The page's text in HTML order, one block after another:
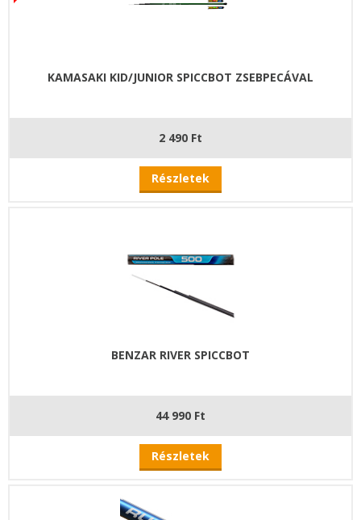
KAMASAKI KID/JUNIOR SPICCBOT ZSEBPECÁVAL
2 490 Ft
Részletek
BENZAR RIVER SPICCBOT
44 990 Ft
Részletek